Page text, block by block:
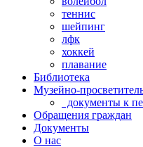
теннис
шейпинг
лфк
хоккей
плавание
Библиотека
Музейно-
документы к
Обращения граждан
Документы
О нас